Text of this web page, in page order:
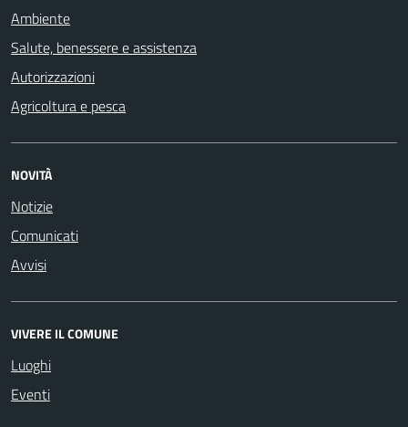
Ambiente
Salute, benessere e assistenza
Autorizzazioni
Agricoltura e pesca
NOVITÀ
Notizie
Comunicati
Avvisi
VIVERE IL COMUNE
Luoghi
Eventi